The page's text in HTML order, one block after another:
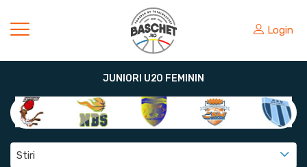
Login
JUNIORI U20 FEMININ
Stiri